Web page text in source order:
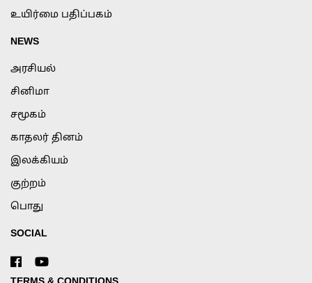
உயிர்மை பதிப்பகம்
NEWS
அரசியல்
சினிமா
சமூகம்
காதலர் தினம்
இலக்கியம்
குற்றம்
பொது
SOCIAL